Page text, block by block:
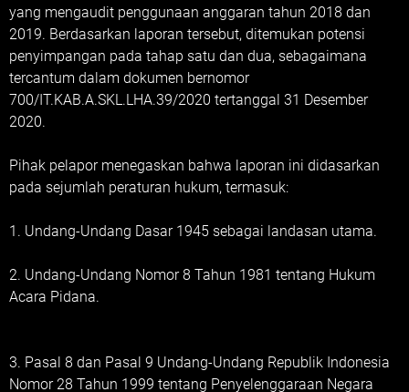
yang mengaudit penggunaan anggaran tahun 2018 dan
2019. Berdasarkan laporan tersebut, ditemukan potensi
penyimpangan pada tahap satu dan dua, sebagaimana
tercantum dalam dokumen bernomor
700/IT.KAB.A.SKL.LHA.39/2020 tertanggal 31 Desember
2020.
Pihak pelapor menegaskan bahwa laporan ini didasarkan
pada sejumlah peraturan hukum, termasuk:
1. Undang-Undang Dasar 1945 sebagai landasan utama.
2. Undang-Undang Nomor 8 Tahun 1981 tentang Hukum
Acara Pidana.
3. Pasal 8 dan Pasal 9 Undang-Undang Republik Indonesia
Nomor 28 Tahun 1999 tentang Penyelenggaraan Negara